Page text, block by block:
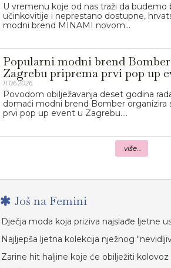
U vremenu koje od nas traži da budemo
učinkovitije i neprestano dostupne,
modni brend MINAMI novom...
Popularni modni brend
Zagrebu priprema prvi pop up
11.06.2026.
Povodom obilježavanja deset godina
domaći modni brend Bomber organizira
prvi pop up event u Zagrebu....
više...
Još na Femini
Dječja moda koja priziva najslađe ljetne
Najljepša ljetna kolekcija nježnog
Zarine hit haljine koje će obilježiti kolovoz